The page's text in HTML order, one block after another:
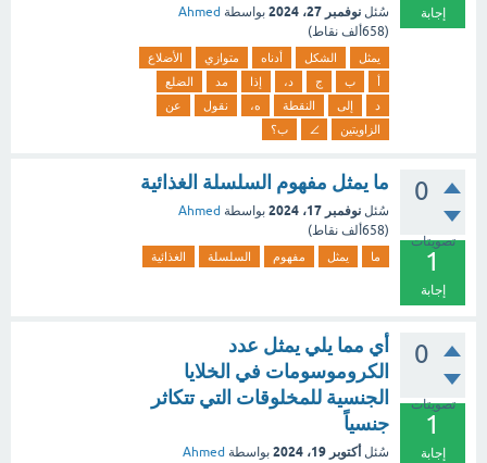
إجابة سُئل نوفمبر 27، 2024 بواسطة Ahmed
(658ألف نقاط)
يمثل الشكل أدناه متوازي
الأضلاع
أ
ب ج د، إذا مد
الضلع
د
إلى النقطة ه، نقول
عن
الزاويتين
∠ ب؟
0
تصويتات
1
إجابة
ما يمثل مفهوم السلسلة الغذائية
سُئل نوفمبر 17، 2024 بواسطة Ahmed
(658ألف نقاط)
ما يمثل مفهوم السلسلة الغذائية
0
تصويتات
1
إجابة
أي مما يلي يمثل عدد
الكروموسومات في الخلايا
الجنسية للمخلوقات التي تتكاثر
جنسياً
سُئل أكتوبر 19، 2024 بواسطة Ahmed